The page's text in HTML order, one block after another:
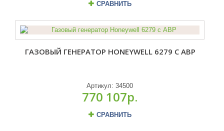
СРАВНИТЬ
ГАЗОВЫЙ ГЕНЕРАТОР HONEYWELL 6279 С АВР
Артикул:34500
770 107р.
СРАВНИТЬ